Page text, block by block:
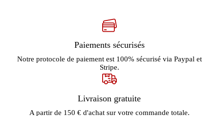
Paiements sécurisés
Notre protocole de paiement est 100% sécurisé via Paypal et
Stripe.
Livraison gratuite
A partir de 150 € d'achat sur votre commande totale.